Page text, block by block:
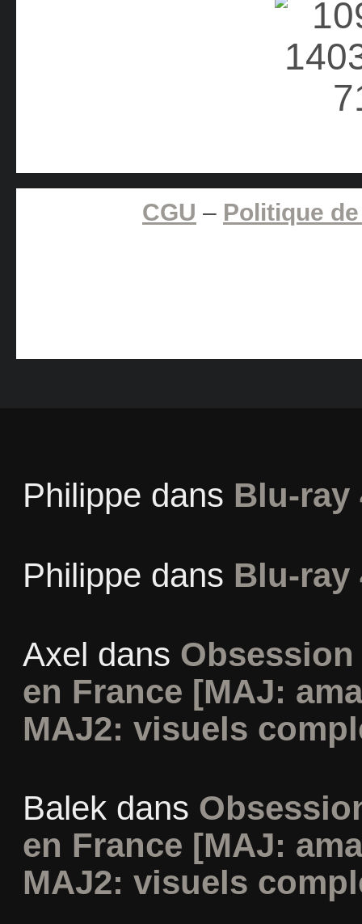
CGU – Politique
Philippe dans Blu-ray
Philippe dans Blu-ray
Axel dans
en France [MAJ:
MAJ2: visuels
Balekdans
en France [MAJ:
MAJ2: visuels